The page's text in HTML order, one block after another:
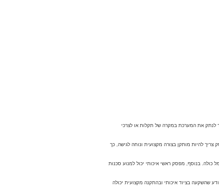
לנתק את המערכת במקרה של תקלות או לצרכי
להיות מותקן בצורה מקצועית ונוחה לגישה, כך
בנוסף, מפסק ראשי איכותי יכול למנוע סכנות
שהשקעה בציוד איכותי ובהתקנה מקצועית יכולה